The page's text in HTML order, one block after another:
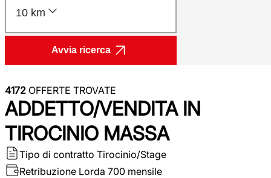
10 km
Avvia ricerca
4172 OFFERTE TROVATE
ADDETTO/VENDITA IN
TIROCINIO MASSA
Tipo di contratto Tirocinio/Stage
Retribuzione Lorda 700 mensile